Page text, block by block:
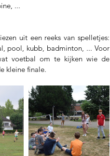
...
uit een reeks van spelletjes:
pool, kubb, badminton, ... Voor
voetbal om te kijken wie de
kleine finale.